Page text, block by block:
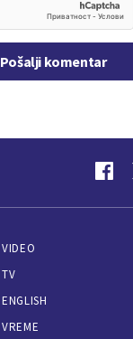
Pošalji komentar
VIDEO
TV
ENGLISH
VREME